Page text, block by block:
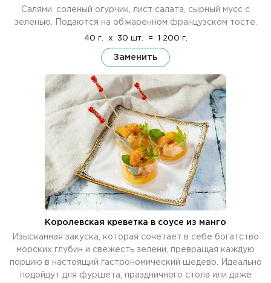
Салями, соленый огурчик, лист салата, сырный мусс с
зеленью. Подаются на обжаренном французском тосте.
40 г. x 30 шт. = 1 200 г.
Заменить
Королевская креветка в соусе из манго
Изысканная закуска, которая сочетает в себе богатство
морских глубин и свежесть зелени, превращая каждую
порцию в настоящий гастрономический шедевр. Идеально
подойдут для фуршета, праздничного стола или даже